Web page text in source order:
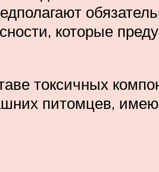
которые
токсичных
питомцев,